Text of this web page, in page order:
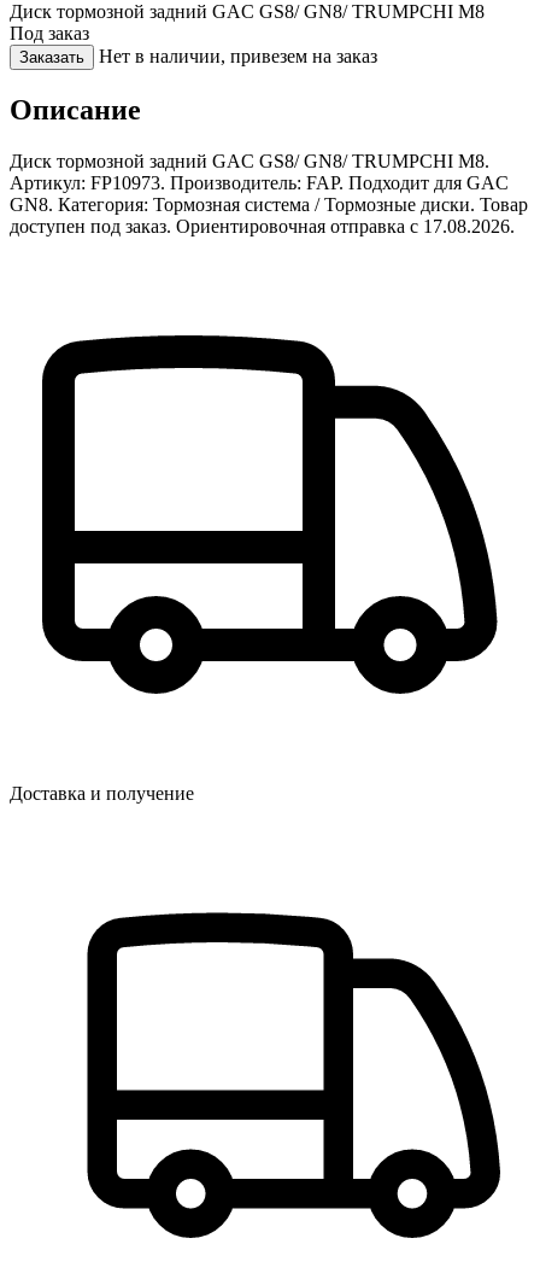
Диск тормозной задний GAC GS8/ GN8/ TRUMPCHI M8
Под заказ
Заказать Нет в наличии, привезем на заказ
Описание
Диск тормозной задний GAC GS8/ GN8/ TRUMPCHI M8.
Артикул: FP10973. Производитель: FAP. Подходит для GAC
GN8. Категория: Тормозная система / Тормозные диски. Товар
доступен под заказ. Ориентировочная отправка с 17.08.2026.
Доставка и получение